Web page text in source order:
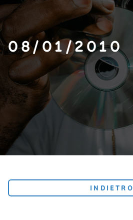
08/01/2010
INDIETRO